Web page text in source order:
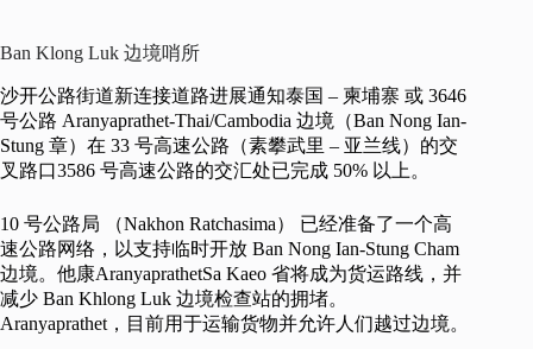
Ban Klong Luk 边境哨所
沙开公路街道新连接道路进展通知泰国 – 柬埔寨 或 3646
号公路 Aranyaprathet-Thai/Cambodia 边境（Ban Nong Ian-
Stung 章）在 33 号高速公路（素攀武里 – 亚兰线）的交
叉路口3586 号高速公路的交汇处已完成 50% 以上。
10 号公路局 （Nakhon Ratchasima） 已经准备了一个高
速公路网络，以支持临时开放 Ban Nong Ian-Stung Cham
边境。他康AranyaprathetSa Kaeo 省将成为货运路线，并
减少 Ban Khlong Luk 边境检查站的拥堵。
Aranyaprathet，目前用于运输货物并允许人们越过边境。